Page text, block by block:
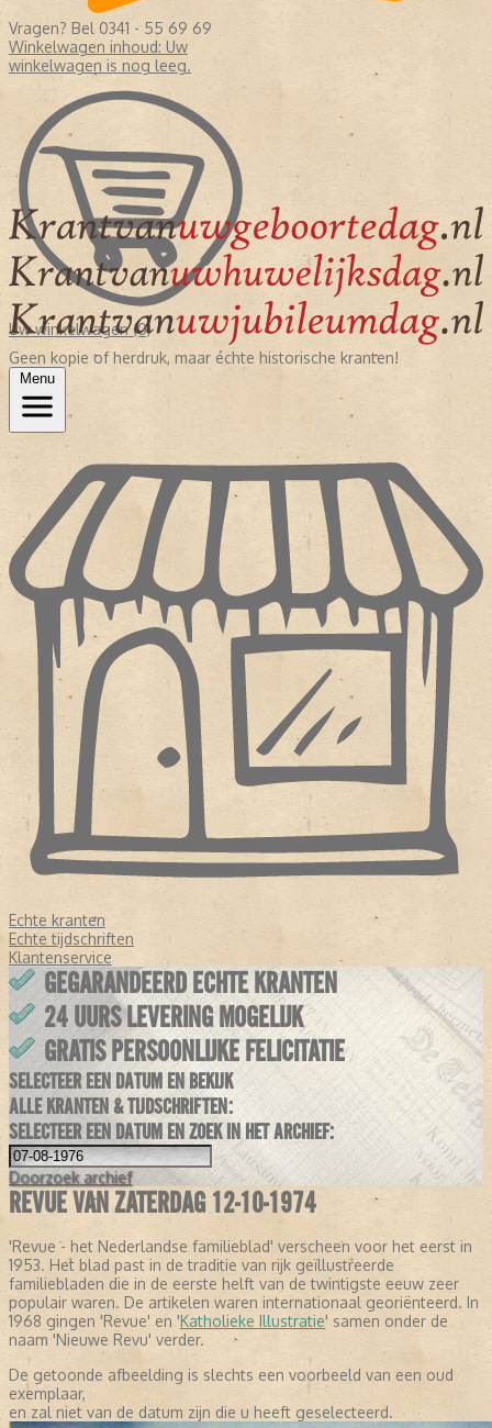
Vragen? Bel 0341 - 55 69 69
Winkelwagen inhoud: Uw
winkelwagen is nog leeg.
Uw winkelwagen (0)
Geen kopie of herdruk, maar échte historische kranten!
Menu
Echte kranten
Echte tijdschriften
Klantenservice
GEGARANDEERD ECHTE KRANTEN
24 UURS LEVERING MOGELIJK
GRATIS PERSOONLIJKE FELICITATIE
SELECTEER EEN DATUM EN BEKIJK
ALLE KRANTEN & TIJDSCHRIFTEN:
SELECTEER EEN DATUM EN ZOEK IN HET ARCHIEF:
Doorzoek archief
REVUE VAN ZATERDAG 12-10-1974
'Revue - het Nederlandse familieblad' verscheen voor het eerst in
1953. Het blad past in de traditie van rijk geïllustreerde
familiebladen die in de eerste helft van de twintigste eeuw zeer
populair waren. De artikelen waren internationaal georiënteerd. In
1968 gingen 'Revue' en 'Katholieke Illustratie' samen onder de
naam 'Nieuwe Revu' verder.
De getoonde afbeelding is slechts een voorbeeld van een oud
exemplaar,
en zal niet van de datum zijn die u heeft geselecteerd.